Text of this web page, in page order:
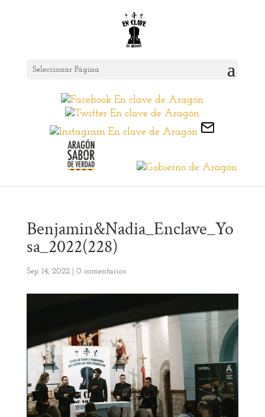
Seleccionar Página
Benjamin&Nadia_Enclave_Yo
sa_2022(228)
Sep 14, 2022| 0 comentarios